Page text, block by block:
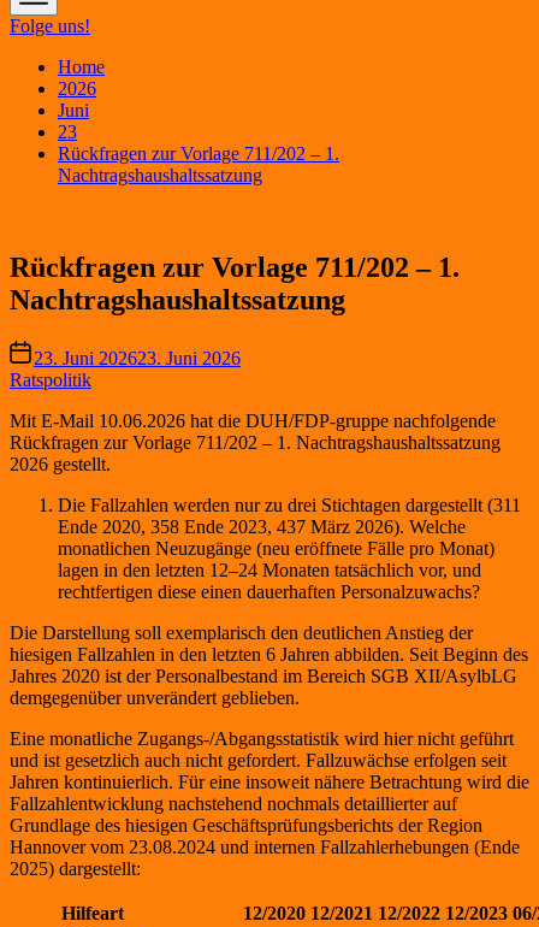
Folge uns!
Home
2026
Juni
23
Rückfragen zur Vorlage 711/202 – 1.
Nachtragshaushaltssatzung
Rückfragen zur Vorlage 711/202 – 1.
Nachtragshaushaltssatzung
23. Juni 202623. Juni 2026
Ratspolitik
Mit E-Mail 10.06.2026 hat die DUH/FDP-gruppe nachfolgende
Rückfragen zur Vorlage 711/202 – 1. Nachtragshaushaltssatzung
2026 gestellt.
Die Fallzahlen werden nur zu drei Stichtagen dargestellt (311
Ende 2020, 358 Ende 2023, 437 März 2026). Welche
monatlichen Neuzugänge (neu eröffnete Fälle pro Monat)
lagen in den letzten 12–24 Monaten tatsächlich vor, und
rechtfertigen diese einen dauerhaften Personalzuwachs?
Die Darstellung soll exemplarisch den deutlichen Anstieg der
hiesigen Fallzahlen in den letzten 6 Jahren abbilden. Seit Beginn des
Jahres 2020 ist der Personalbestand im Bereich SGB XII/AsylbLG
demgegenüber unverändert geblieben.
Eine monatliche Zugangs-/Abgangsstatistik wird hier nicht geführt
und ist gesetzlich auch nicht gefordert. Fallzuwächse erfolgen seit
Jahren kontinuierlich. Für eine insoweit nähere Betrachtung wird die
Fallzahlentwicklung nachstehend nochmals detaillierter auf
Grundlage des hiesigen Geschäftsprüfungsberichts der Region
Hannover vom 23.08.2024 und internen Fallzahlerhebungen (Ende
2025) dargestellt:
Hilfeart 12/2020 12/2021 12/2022 12/2023